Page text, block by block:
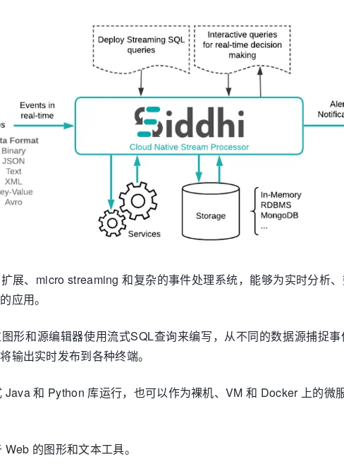
展、micro streaming 和复杂的事件处理系统，能够为实时分析
应用。
形和源编辑器使用流式SQL查询来编写，从不同的数据源捕捉
输出实时发布到各种终端。
和 Python 库运行，也可以作为裸机、VM 和 Docker 上的微
的图形和文本工具。